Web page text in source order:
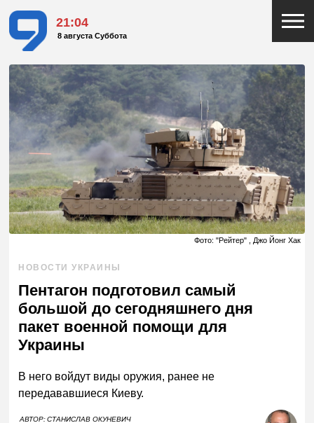
21:04
8 августа Суббота
Фото: "Рейтер" , Джо Йонг Хак
НОВОСТИ УКРАИНЫ
Пентагон подготовил самый
большой до сегодняшнего дня
пакет военной помощи для
Украины
В него войдут виды оружия, ранее не
передававшиеся Киеву.
АВТОР:СТАНИСЛАВ ОКУНЕВИЧ